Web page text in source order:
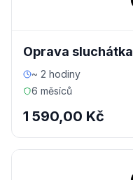
Oprava sluchátka
~ 2 hodiny
6 měsíců
1 590,00 Kč